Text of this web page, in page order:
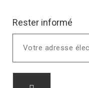
Rester informé